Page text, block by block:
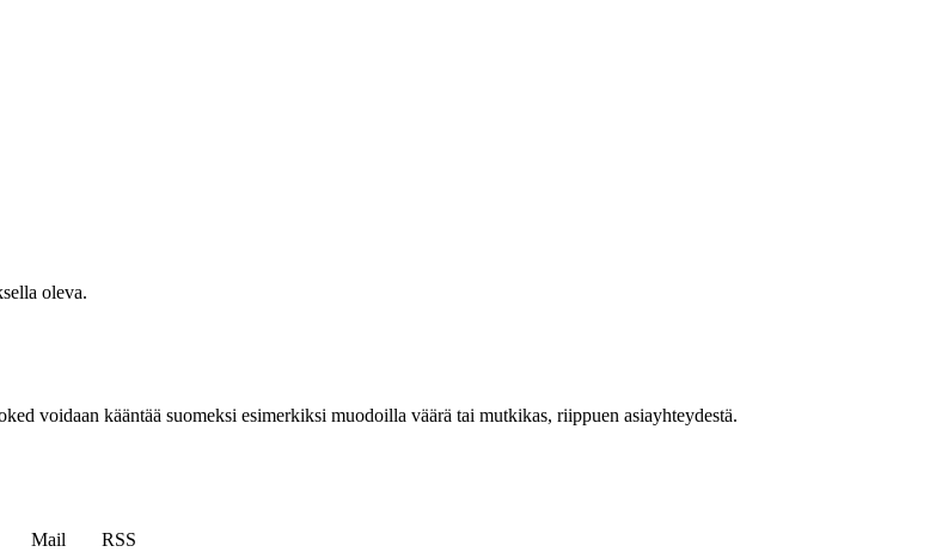
oleva.
voidaan kääntää suomeksi esimerkiksi muodoilla väärä tai mutkikas, riippuen asiayhteydestä.
Mail
RSS